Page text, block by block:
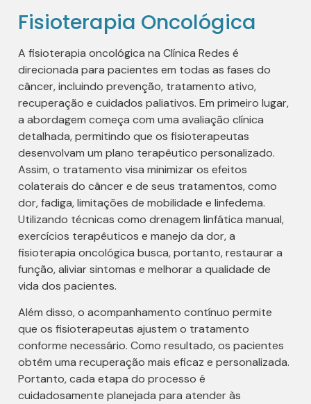
Fisioterapia Oncológica
A fisioterapia oncológica na Clínica Redes é
direcionada para pacientes em todas as fases do
câncer, incluindo prevenção, tratamento ativo,
recuperação e cuidados paliativos. Em primeiro lugar,
a abordagem começa com uma avaliação clínica
detalhada, permitindo que os fisioterapeutas
desenvolvam um plano terapêutico personalizado.
Assim, o tratamento visa minimizar os efeitos
colaterais do câncer e de seus tratamentos, como
dor, fadiga, limitações de mobilidade e linfedema.
Utilizando técnicas como drenagem linfática manual,
exercícios terapêuticos e manejo da dor, a
fisioterapia oncológica busca, portanto, restaurar a
função, aliviar sintomas e melhorar a qualidade de
vida dos pacientes.
Além disso, o acompanhamento contínuo permite
que os fisioterapeutas ajustem o tratamento
conforme necessário. Como resultado, os pacientes
obtêm uma recuperação mais eficaz e personalizada.
Portanto, cada etapa do processo é
cuidadosamente planejada para atender às